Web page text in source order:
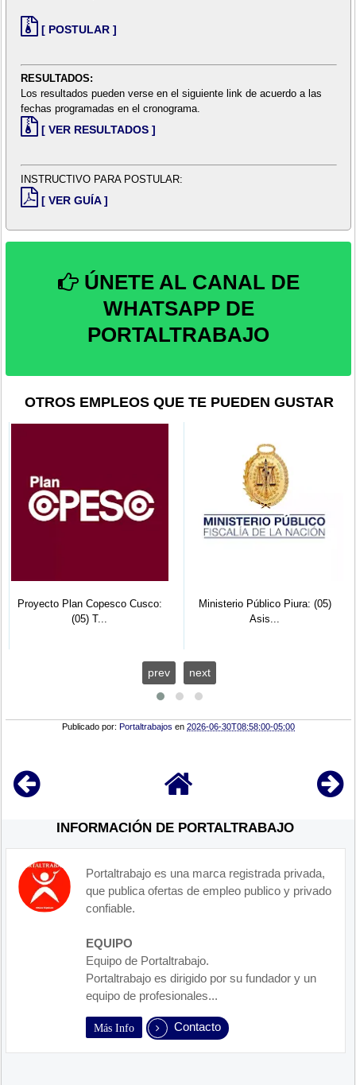
[ POSTULAR ]
RESULTADOS:
Los resultados pueden verse en el siguiente link de acuerdo a las
fechas programadas en el cronograma.
[ VER RESULTADOS ]
INSTRUCTIVO PARA POSTULAR:
[ VER GUÍA ]
ÚNETE AL CANAL DE
WHATSAPP DE
PORTALTRABAJO
OTROS EMPLEOS QUE TE PUEDEN GUSTAR
Proyecto Plan Copesco Cusco:
(05) T...
Ministerio Público Piura: (05)
Asis...
prev next
Publicado por:Portaltrabajos en2026-06-30T08:58:00-05:00
INFORMACIÓN DE PORTALTRABAJO
Portaltrabajo es una marca registrada privada,
que publica ofertas de empleo publico y privado
confiable.
EQUIPO
Equipo de Portaltrabajo.
Portaltrabajo es dirigido por su fundador y un
equipo de profesionales...
Más Info Contacto